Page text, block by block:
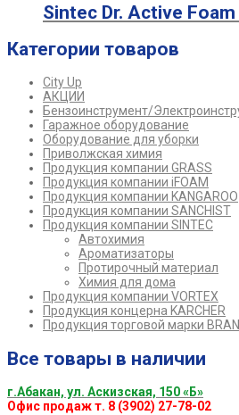
Sintec Dr. Active
Категории товаров
City Up
АКЦИИ
Бензоинструмент/
Гаражное оборудование
Оборудование для уборки
Приволжская химия
Продукция компании GRASS
Продукция компании iFOAM
Продукция компании KANGAROO
Продукция компании SANCHIST
Продукция компании SINTEC
Автохимия
Ароматизаторы
Протирочный материал
Химия для дома
Продукция компании VORTEX
Продукция концерна KARCHER
Продукция торговой марки
Все товары в наличии
г.Абакан, ул. Аскизская, 150 «Б»
Офис продаж т. 8 (3902) 27-78-02